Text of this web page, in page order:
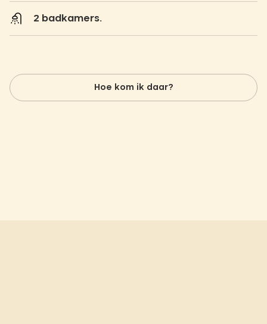
2 badkamers.
Hoe kom ik daar?